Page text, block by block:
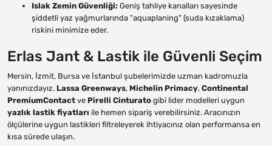
Islak Zemin Güvenliği: Geniş tahliye kanalları sayesinde
şiddetli yaz yağmurlarında "aquaplaning" (suda kızaklama)
riskini minimize eder.
Erlas Jant & Lastik ile Güvenli Seçim
Mersin, İzmit, Bursa ve İstanbul şubelerimizde uzman kadromuzla
yanınızdayız. Lassa Greenways, Michelin Primacy, Continental
PremiumContact ve Pirelli Cinturato gibi lider modelleri uygun
yazlık lastik fiyatları ile hemen sipariş verebilirsiniz. Aracınızın
ölçülerine uygun lastikleri filtreleyerek ihtiyacınız olan performansa en
kısa sürede ulaşın.